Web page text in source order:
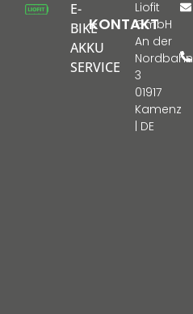
E-
BIKE
AKKU
SERVICE
KONTAKT
Liofit
GmbH
An der
Nordbahn
3
01917
Kamenz
| DE